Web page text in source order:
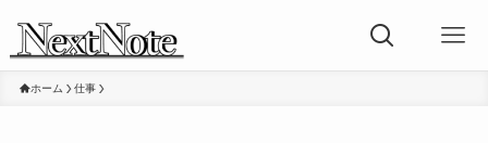
ホーム 仕事